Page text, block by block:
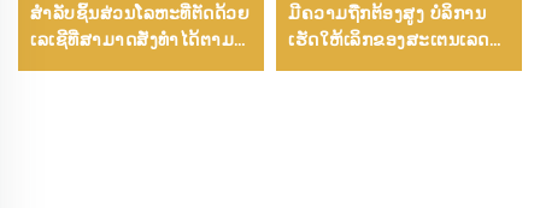
ສຳລັບຊິ້ນສ່ວນໂລຫະທີ່ຕັດດ້ວຍ
ເລເຊີທີ່ສາມາດສັ່ງທຳໄດ້ຕາມ
ຄວາມຕ້ອງການ
ມີຄວາມຖືກຕ້ອງສູງ ບໍລິການ
ເຮັດໃຫ້ເລິກຂອງສະເຕນເລດ
ແລະ ອາລູມິເນີ້ມ ສ່ວນປະກອບ